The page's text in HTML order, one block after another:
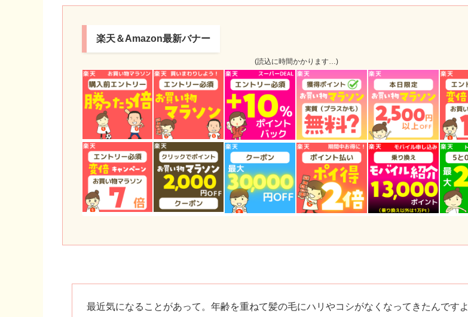
楽天＆Amazon最新バナー
(読込に時間かかります…)
最近気になることがあって。年齢を重ねて髪の毛にハリやコシがなくなってきたんですよ